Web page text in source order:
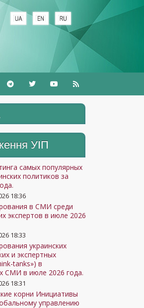
УIП
самых популярных
политиков за
18:36
в СМИ среди
экспертов в июле 2026
18:33
украинских
и экспертных
tanks») в
СМИ в июле 2026 года.
18:31
корни Инициативы
управлению